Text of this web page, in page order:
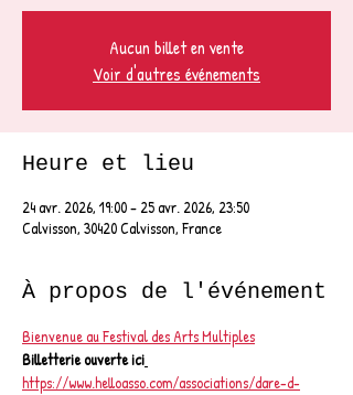
Aucun billet en vente
Voir d'autres événements
Heure et lieu
24 avr. 2026, 19:00 – 25 avr. 2026, 23:50
Calvisson, 30420 Calvisson, France
À propos de l'événement
Bienvenue au Festival des Arts Multiples
Billetterie ouverte ici
https://www.helloasso.com/associations/dare-d-